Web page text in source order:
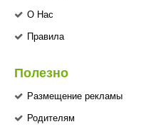
О Нас
Правила
Полезно
Размещение рекламы
Родителям